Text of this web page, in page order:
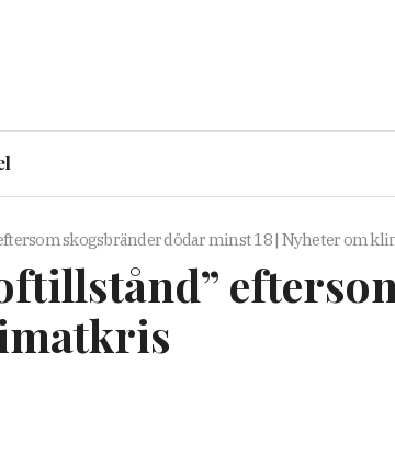
skogsbränder dödar minst 18 | Nyheter om